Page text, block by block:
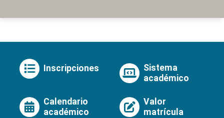
Inscripciones
Sistema
académico
Calendario
académico
Valor
matrícula